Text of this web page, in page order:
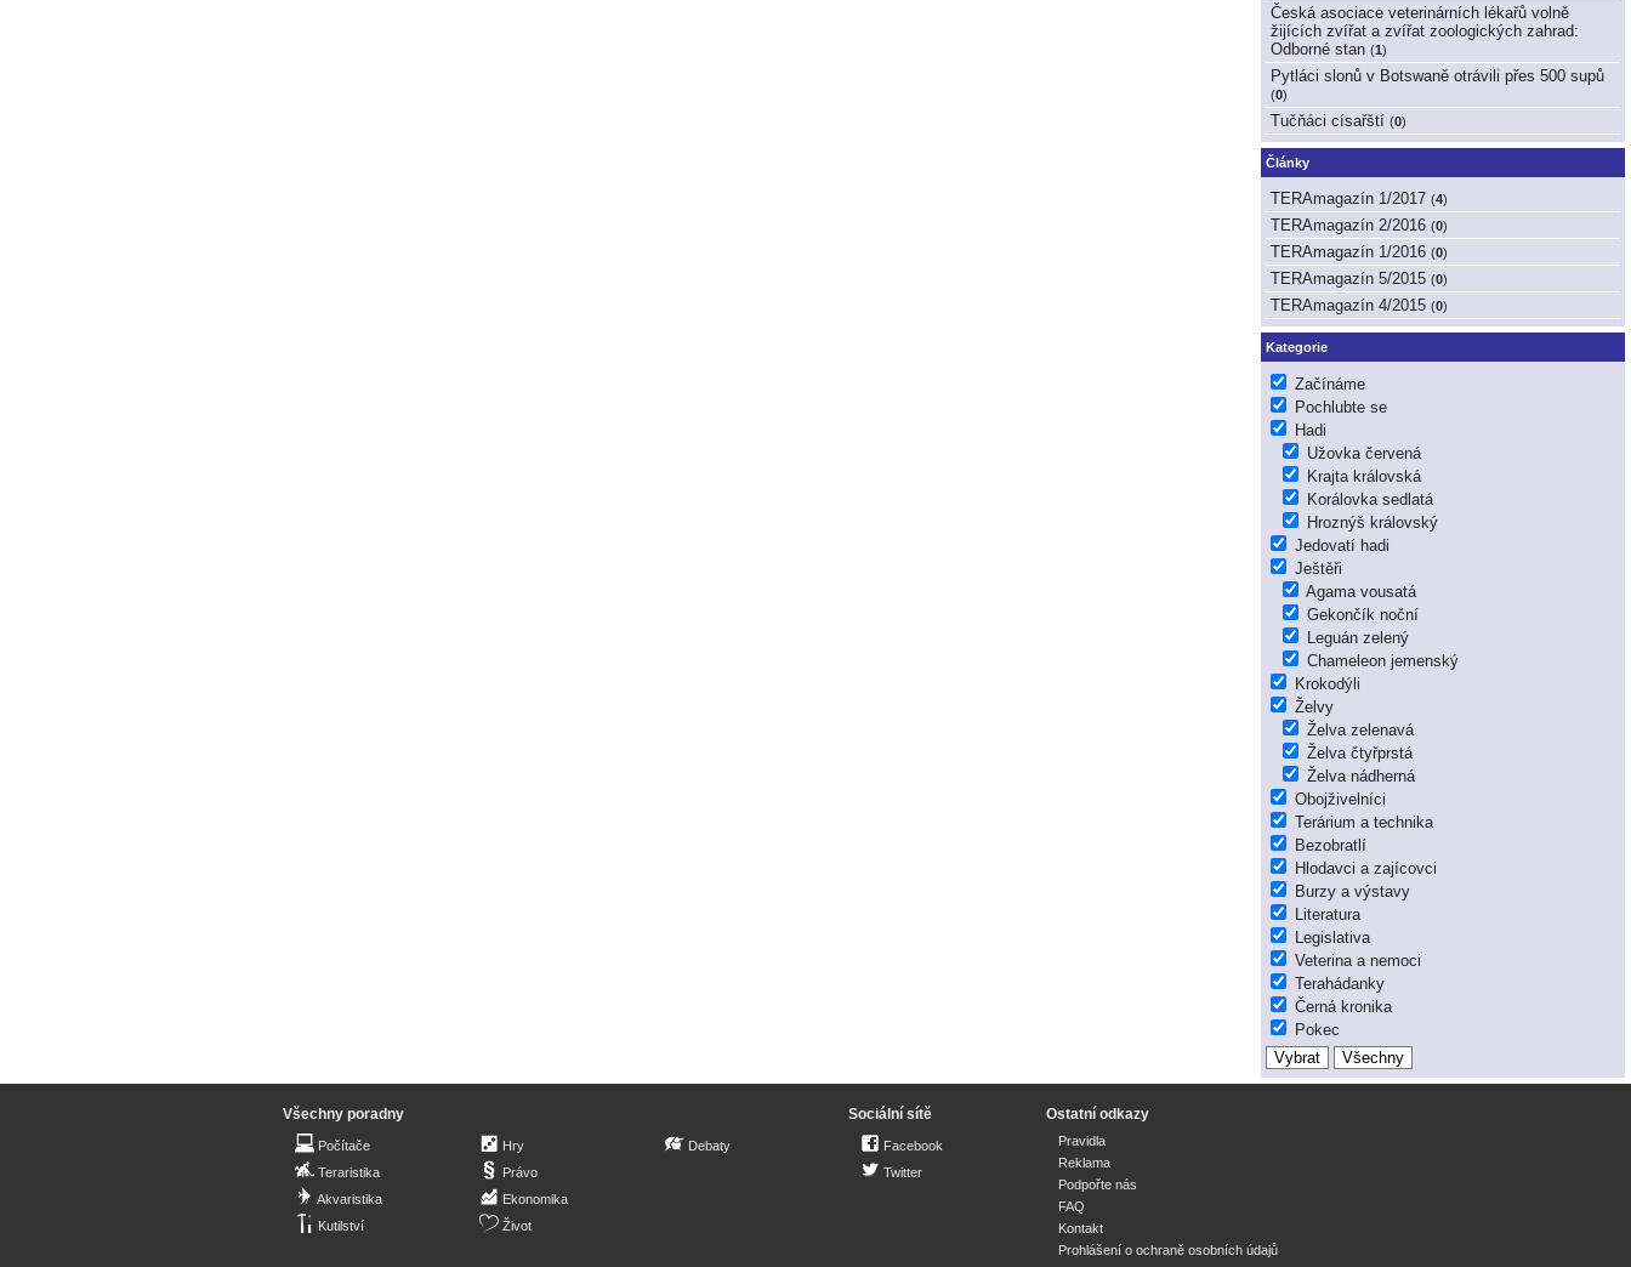
Česká asociace veterinárních lékařů volně
žijících zvířat a zvířat zoologických zahrad:
Odborné stan (1)
Pytláci slonů v Botswaně otrávili přes 500 supů
(0)
Tučňáci císařští (0)
Články
TERAmagazín 1/2017 (4)
TERAmagazín 2/2016 (0)
TERAmagazín 1/2016 (0)
TERAmagazín 5/2015 (0)
TERAmagazín 4/2015 (0)
Kategorie
Začínáme
Pochlubte se
Hadi
Užovka červená
Krajta královská
Korálovka sedlatá
Hroznýš královský
Jedovatí hadi
Ještěři
Agama vousatá
Gekončík noční
Leguán zelený
Chameleon jemenský
Krokodýli
Želvy
Želva zelenavá
Želva čtyřprstá
Želva nádherná
Obojživelníci
Terárium a technika
Bezobratlí
Hlodavci a zajícovci
Burzy a výstavy
Literatura
Legislativa
Veterina a nemoci
Terahádanky
Černá kronika
Pokec
Všechny poradny
Počítače
Teraristika
Akvaristika
Kutilství
Hry
Právo
Ekonomika
Život
Debaty
Sociální sítě
Facebook
Twitter
Ostatní odkazy
Pravidla
Reklama
Podpořte nás
FAQ
Kontakt
Prohlášení o ochraně osobních údajů